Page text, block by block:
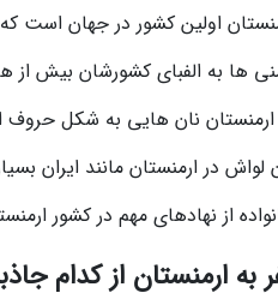
اولین کشور در جهان است
ها به الفبای کشورشان بیش از
ارمنستان نان هایی به شکل
لواش در ارمنستان مانند ایران
از نهادهای مهم در کشور
به ارمنستان از کدام